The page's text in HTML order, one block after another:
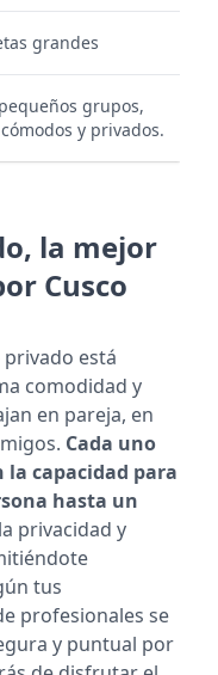
grandes
grupos,
y privados.
la mejor
Cusco
está
comodidad y
en pareja, en
Cada uno
capacidad para
hasta un
privacidad y
tus
profesionales se
y puntual por